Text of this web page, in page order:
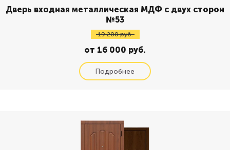
Дверь входная металлическая МДФ с двух сторон
№53
19 200 руб.
от 16 000 руб.